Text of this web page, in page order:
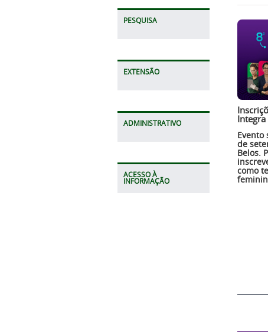
PESQUISA
EXTENSÃO
ADMINISTRATIVO
ACESSO À
INFORMAÇÃO
Integra
Evento
de
Belos.
como